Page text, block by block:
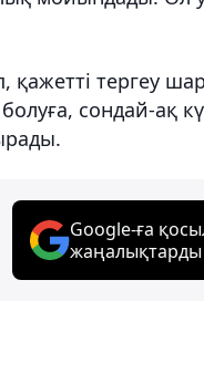
тергеу
сондай-ақ
Google-ға
жаңалықтарды